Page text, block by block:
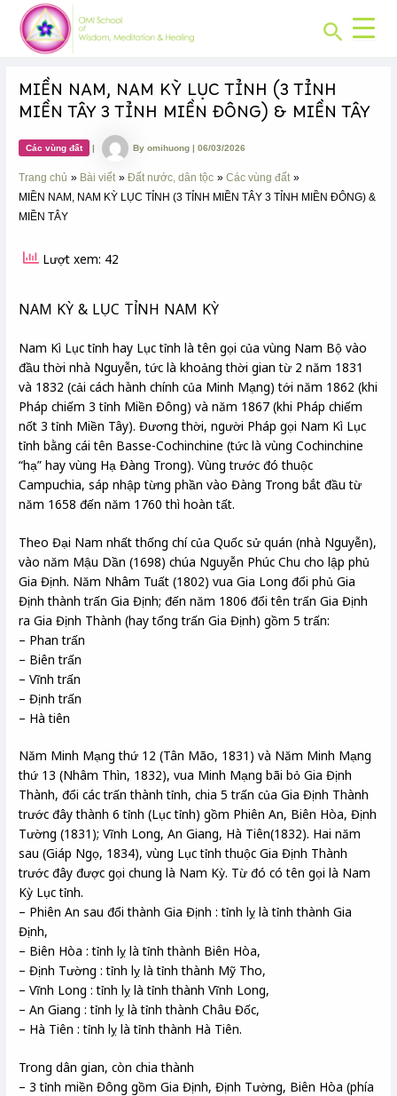
content
Search
MIỀN NAM, NAM KỲ LỤC TỈNH (3 TỈNH
MIỀN TÂY 3 TỈNH MIỀN ĐÔNG) & MIỀN TÂY
Các vùng đất | Byomihuong|06/03/2026
Trang chủ Bài viết Đất nước, dân tộc
Các vùng đất
MIỀN NAM, NAM KỲ LỤC TỈNH (3 TỈNH MIỀN TÂY 3 TỈNH MIỀN ĐÔNG) &
MIỀN TÂY
Lượt xem: 42
NAM KỲ & LỤC TỈNH NAM KỲ
Nam Kì Lục tỉnh hay Lục tỉnh là tên gọi của vùng Nam Bộ vào
đầu thời nhà Nguyễn, tức là khoảng thời gian từ 2 năm 1831
và 1832 (cải cách hành chính của Minh Mạng) tới năm 1862 (khi
Pháp chiếm 3 tỉnh Miền Đông) và năm 1867 (khi Pháp chiếm
nốt 3 tỉnh Miền Tây). Đương thời, người Pháp gọi Nam Kì Lục
tỉnh bằng cái tên Basse-Cochinchine (tức là vùng Cochinchine
“hạ” hay vùng Hạ Đàng Trong). Vùng trước đó thuộc
Campuchia, sáp nhập từng phần vào Đàng Trong bắt đầu từ
năm 1658 đến năm 1760 thì hoàn tất.
Theo Đại Nam nhất thống chí của Quốc sử quán (nhà Nguyễn),
vào năm Mậu Dần (1698) chúa Nguyễn Phúc Chu cho lập phủ
Gia Định. Năm Nhâm Tuất (1802) vua Gia Long đổi phủ Gia
Định thành trấn Gia Định; đến năm 1806 đổi tên trấn Gia Định
ra Gia Định Thành (hay tổng trấn Gia Định) gồm 5 trấn:
– Phan trấn
– Biên trấn
– Vĩnh trấn
– Định trấn
– Hà tiên
Năm Minh Mạng thứ 12 (Tân Mão, 1831) và Năm Minh Mạng
thứ 13 (Nhâm Thìn, 1832), vua Minh Mạng bãi bỏ Gia Định
Thành, đổi các trấn thành tỉnh, chia 5 trấn của Gia Định Thành
trước đây thành 6 tỉnh (Lục tỉnh) gồm Phiên An, Biên Hòa, Định
Tường (1831); Vĩnh Long, An Giang, Hà Tiên(1832). Hai năm
sau (Giáp Ngọ, 1834), vùng Lục tỉnh thuộc Gia Định Thành
trước đây được gọi chung là Nam Kỳ. Từ đó có tên gọi là Nam
Kỳ Lục tỉnh.
– Phiên An sau đổi thành Gia Định : tỉnh lỵ là tỉnh thành Gia
Định,
– Biên Hòa : tỉnh lỵ là tỉnh thành Biên Hòa,
– Định Tường : tỉnh lỵ là tỉnh thành Mỹ Tho,
– Vĩnh Long : tỉnh lỵ là tỉnh thành Vĩnh Long,
– An Giang : tỉnh lỵ là tỉnh thành Châu Đốc,
– Hà Tiên : tỉnh lỵ là tỉnh thành Hà Tiên.
Trong dân gian, còn chia thành
– 3 tỉnh miền Đông gồm Gia Định, Định Tường, Biên Hòa (phía
Post
navigation
CHUYÊN
MỤC: